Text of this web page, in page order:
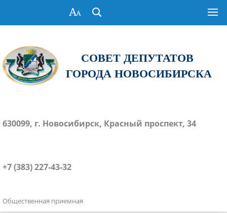
СОВЕТ ДЕПУТАТОВ
ГОРОДА НОВОСИБИРСКА
630099, г. Новосибирск, Красный проспект, 34
+7 (383) 227-43-32
Общественная приемная